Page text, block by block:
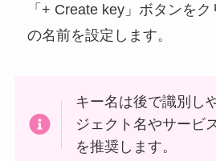
「+ Create key」ボタンを
の名前を設定します。
キー名は後で識別し
ジェクト名やサービ
を推奨します。